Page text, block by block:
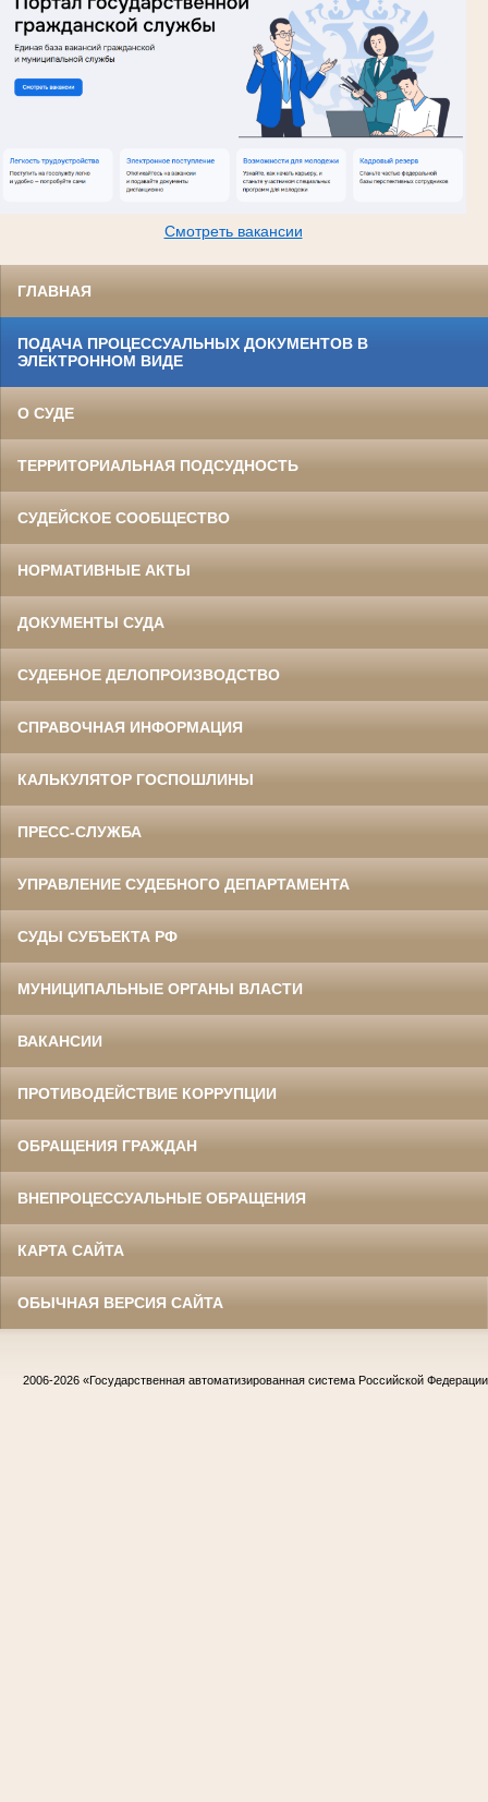
Смотреть вакансии
ГЛАВНАЯ
ПОДАЧА ПРОЦЕССУАЛЬНЫХ ДОКУМЕНТОВ В
ЭЛЕКТРОННОМ ВИДЕ
О СУДЕ
ТЕРРИТОРИАЛЬНАЯ ПОДСУДНОСТЬ
СУДЕЙСКОЕ СООБЩЕСТВО
НОРМАТИВНЫЕ АКТЫ
ДОКУМЕНТЫ СУДА
СУДЕБНОЕ ДЕЛОПРОИЗВОДСТВО
СПРАВОЧНАЯ ИНФОРМАЦИЯ
КАЛЬКУЛЯТОР ГОСПОШЛИНЫ
ПРЕСС-СЛУЖБА
УПРАВЛЕНИЕ СУДЕБНОГО ДЕПАРТАМЕНТА
СУДЫ СУБЪЕКТА РФ
МУНИЦИПАЛЬНЫЕ ОРГАНЫ ВЛАСТИ
ВАКАНСИИ
ПРОТИВОДЕЙСТВИЕ КОРРУПЦИИ
ОБРАЩЕНИЯ ГРАЖДАН
ВНЕПРОЦЕССУАЛЬНЫЕ ОБРАЩЕНИЯ
КАРТА САЙТА
ОБЫЧНАЯ ВЕРСИЯ САЙТА
2006-2026 «Государственная автоматизированная система Российской